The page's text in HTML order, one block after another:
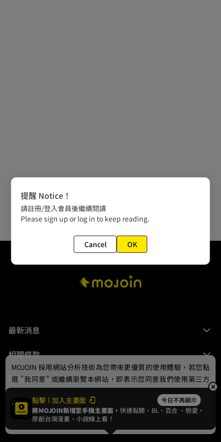
最新消息
相關條款
聯絡我們
© 2024 gamania Digital Entertainment Co., Ltd.
點擊 加入主畫面 今日不再顯示
將MOJOIN新增至手機主畫面，快速點開，BL、 百合 、戀愛，
原創台灣漫畫、小說線上看！
MOJOIN 採用網站分析技術為您帶來更優質的使用體驗，若您點
選 "我同意" 或繼續瀏覽本網站，即表示您同意我們使用第三方
Cookie，欲瞭解更多資訊請見隱私權政策。
我同意
提醒 Notice！
請註冊/登入會員後繼續閱讀
Please sign up or log in to keep reading.
Cancel OK